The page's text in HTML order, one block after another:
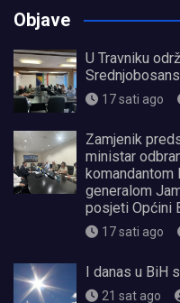
Objave
U Travniku
17 sati ago
Zamjenik
ministar
komandantom
generalom
posjeti Općini
17 sati ago
I danas u BiH
21 sat ago